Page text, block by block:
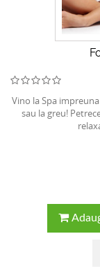
Vino la Spa
sau la greu!